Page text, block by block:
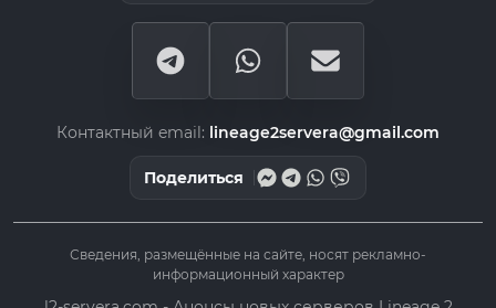
Контактный email: lineage2servera@gmail.com
Поделиться
Сведения, размещённые на сайте, носят рекламно-
информационный характер